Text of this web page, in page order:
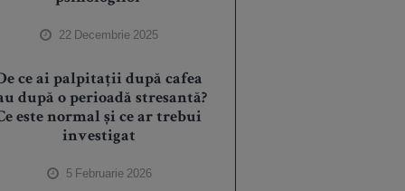
22 Decembrie 2025
ce ai palpitații după cafea
după o perioadă stresantă?
este normal și ce ar trebui
investigat
5 Februarie 2026